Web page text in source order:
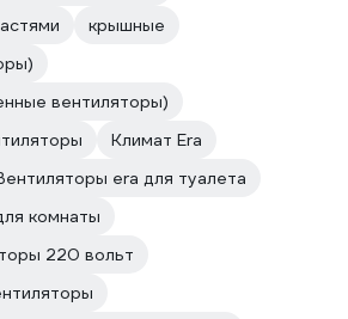
крышные
вентиляторы)
Климат Era
era для туалета
комнаты
220 вольт